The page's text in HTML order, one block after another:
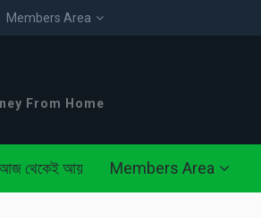
Members Area
From Home
থেকেই আয় Members Area